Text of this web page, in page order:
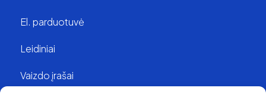
El. parduotuvė
Leidiniai
Vaizdo įrašai